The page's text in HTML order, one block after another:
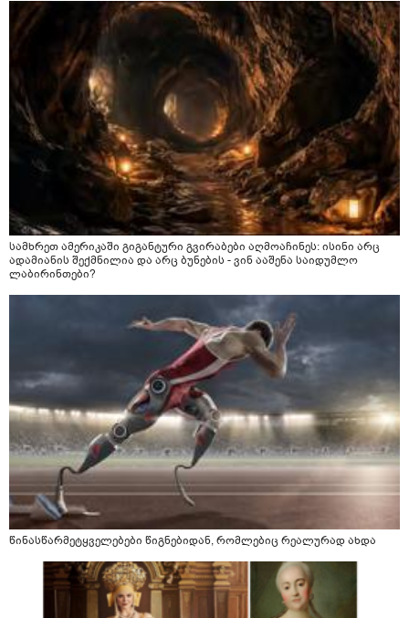
სამხრეთ ამერიკაში გიგანტური გვირაბები აღმოაჩინეს: ისინი არც
ადამიანის შექმნილია და არც ბუნების - ვინ ააშენა საიდუმლო
ლაბირინთები?
წინასწარმეტყველებები წიგნებიდან, რომლებიც რეალურად ახდა